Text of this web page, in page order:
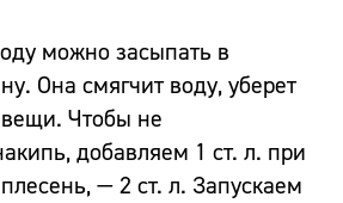
можно засыпать в
Она смягчит воду, уберет
Чтобы не
добавляем 1 ст. л. при
— 2 ст. л. Запускаем